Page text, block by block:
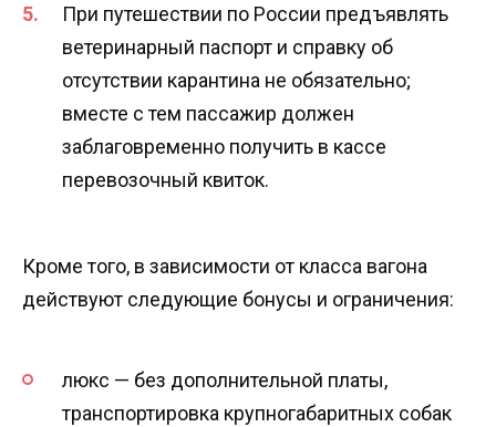
При путешествии по России предъявлять
ветеринарный паспорт и справку об
отсутствии карантина не обязательно;
вместе с тем пассажир должен
заблаговременно получить в кассе
перевозочный квиток.
Кроме того, в зависимости от класса вагона
действуют следующие бонусы и ограничения:
люкс — без дополнительной платы,
транспортировка крупногабаритных собак